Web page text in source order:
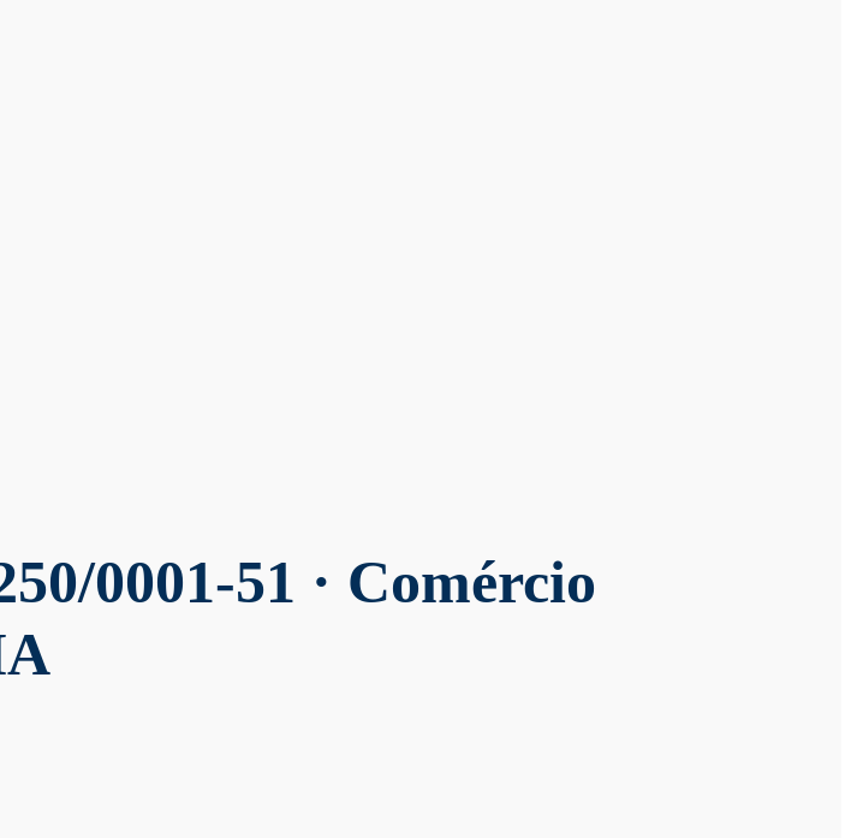
0001-51 · Comércio